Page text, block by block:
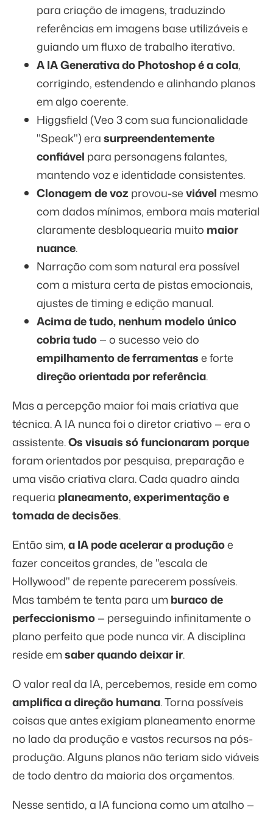
para criação de imagens, traduzindo
referências em imagens base utilizáveis e
guiando um fluxo de trabalho iterativo.
A IA Generativa do Photoshop é a cola,
corrigindo, estendendo e alinhando planos
em algo coerente.
Higgsfield (Veo 3 com sua funcionalidade
"Speak") erasurpreendentemente
confiável para personagens falantes,
mantendo voz e identidade consistentes.
Clonagem de voz provou-seviável mesmo
com dados mínimos, embora mais material
claramente desbloquearia muito maior
nuance.
Narração com som natural era possível
com a mistura certa de pistas emocionais,
ajustes de timing e edição manual.
Acima de tudo, nenhum modelo único
cobria tudo— o sucesso veio do
empilhamento de ferramentase forte
direção orientada por referência.
Mas a percepção maior foi mais criativa que
técnica. A IA nunca foi o diretor criativo — era o
assistente.Os visuais só funcionaram porque
foram orientados por pesquisa, preparação e
uma visão criativa clara. Cada quadro ainda
requeria planeamento, experimentação e
tomada de decisões.
Então sim,a IA pode acelerar a produçãoe
fazer conceitos grandes, de "escala de
Hollywood" de repente parecerem possíveis.
Mas também te tenta para umburaco de
perfeccionismo— perseguindo infinitamente o
plano perfeito que pode nunca vir. A disciplina
reside emsaber quando deixar ir.
O valor real da IA, percebemos, reside em como
amplifica a direção humana. Torna possíveis
coisas que antes exigiam planeamento enorme
no lado da produção e vastos recursos na pós-
produção. Alguns planos não teriam sido viáveis
de todo dentro da maioria dos orçamentos.
Nesse sentido, a IA funciona como um atalho —